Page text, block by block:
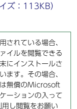
ズ：113KB）
されている場合、
イルを閲覧できる
にインストールさ
ます。その場合、
無償のMicrosoft
ーションの入って
し閲覧をお願い